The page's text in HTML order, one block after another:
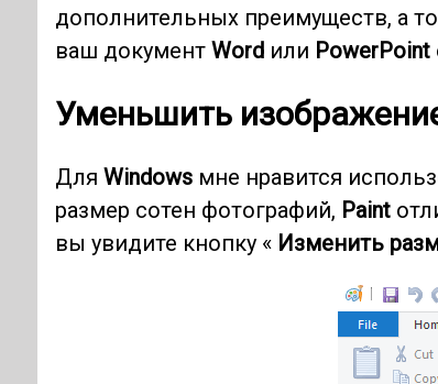
дополнительных преимуществ, а
ваш документ Wordили PowerPoint
Уменьшить
Для Windowsмне нравится
размер сотен фотографий, Paint
вы увидите кнопку « Изменить